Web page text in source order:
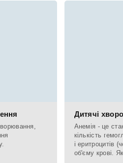
Дитячі
Анемія - це
кількість
і еритроцитів
об'єму крові.